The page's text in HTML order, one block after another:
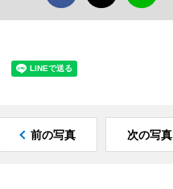
前の写真 次の写真